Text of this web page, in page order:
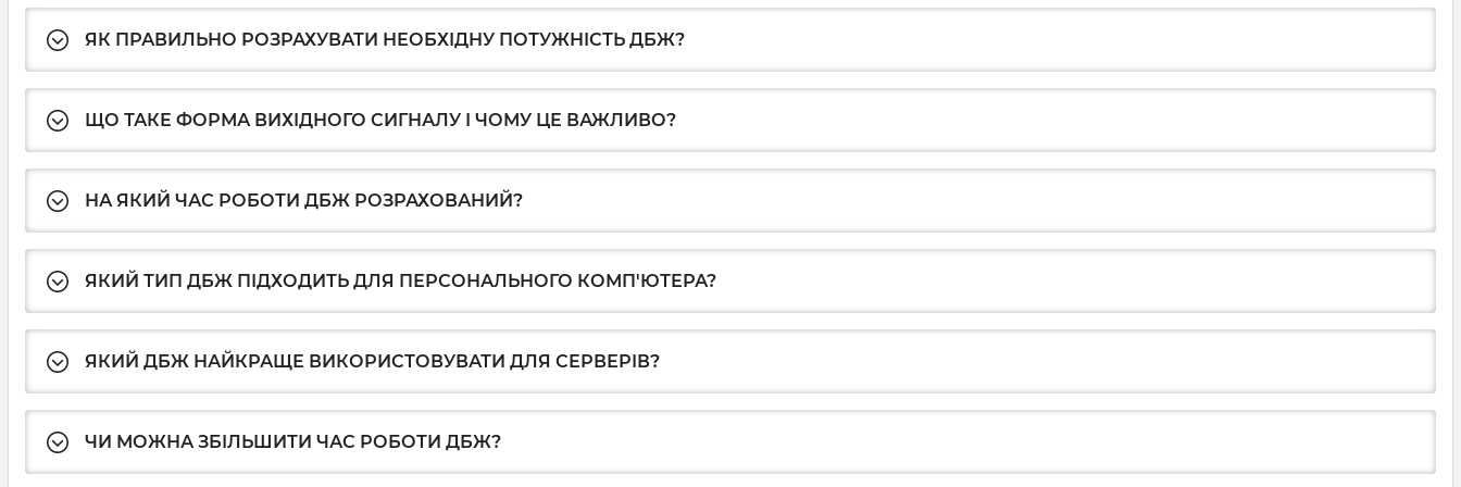
ЯК ПРАВИЛЬНО РОЗРАХУВАТИ НЕОБХІДНУ ПОТУЖНІСТЬ ДБЖ?
ЩО ТАКЕ ФОРМА ВИХІДНОГО СИГНАЛУ І ЧОМУ ЦЕ ВАЖЛИВО?
НА ЯКИЙ ЧАС РОБОТИ ДБЖ РОЗРАХОВАНИЙ?
ЯКИЙ ТИП ДБЖ ПІДХОДИТЬ ДЛЯ ПЕРСОНАЛЬНОГО КОМП'ЮТЕРА?
ЯКИЙ ДБЖ НАЙКРАЩЕ ВИКОРИСТОВУВАТИ ДЛЯ СЕРВЕРІВ?
ЧИ МОЖНА ЗБІЛЬШИТИ ЧАС РОБОТИ ДБЖ?